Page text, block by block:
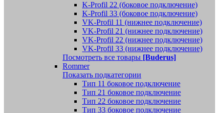
K-Profil 22 (боковое подключение)
K-Profil 33 (боковое подключение)
VK-Profil 11 (нижнее подключение)
VK-Profil 21 (нижнее подключение)
VK-Profil 22 (нижнее подключение)
VK-Profil 33 (нижнее подключение)
Посмотреть все товары [Buderus]
Rommer
Показать подкатегории
Тип 11 боковое подключение
Тип 21 боковое подключение
Тип 22 боковое подключение
Тип 33 боковое подключение